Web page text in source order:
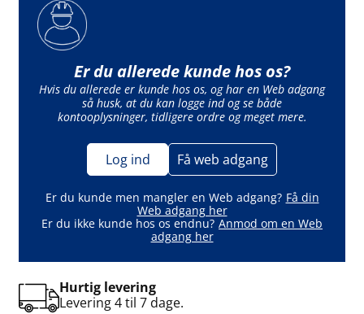
Er du allerede kunde hos os?
Hvis du allerede er kunde hos os, og har en Web adgang
så husk, at du kan logge ind og se både
kontooplysninger, tidligere ordre og meget mere.
Log ind Få web adgang
Er du kunde men mangler en Web adgang? Få din
Web adgang her
Er du ikke kunde hos os endnu? Anmod om en Web
adgang her
Hurtig levering
Levering 4 til 7 dage.